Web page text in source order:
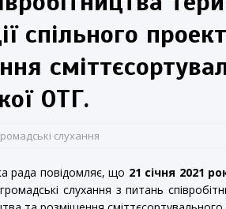
спільного
ОТГ.
слухання
рада повідомляє, що 21 січня 2021
слухання з питань